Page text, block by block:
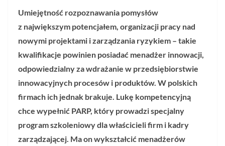
Umiejętność rozpoznawania pomysłów
z największym potencjałem, organizacji pracy nad
nowymi projektami i zarządzania ryzykiem – takie
kwalifikacje powinien posiadać menadżer innowacji,
odpowiedzialny za wdrażanie w przedsiębiorstwie
innowacyjnych procesów i produktów. W polskich
firmach ich jednak brakuje. Lukę kompetencyjną
chce wypełnić PARP, który prowadzi specjalny
program szkoleniowy dla właścicieli firm i kadry
zarządzającej. Ma on wykształcić menadżerów